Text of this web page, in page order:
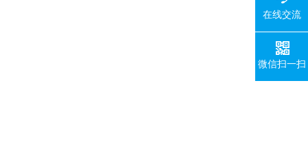
在线交流
微信扫一扫